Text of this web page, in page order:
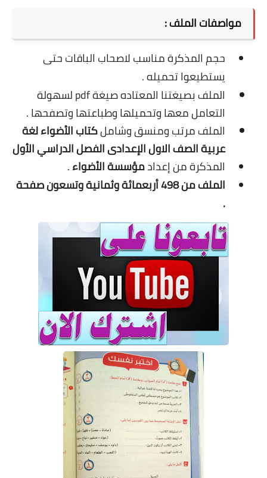
مواصفات الملف :
حجم المذكرة مناسب لاصحاب الباقات حتى
يستطيعوا تحميله .
الملف بصيغتنا المعتاده صيغة pdf لسهولة
التعامل معها وتحميلها وطباعتها وتصفحها .
الملف مرتب ومنسق وشاملكتاب الأضواء لغة
عربية الصف الاول الإعدادى الفصل الدراسي الأول
المذكرة من إعدادمؤسسة الأضواء.
الملف من 498 أربعمائة وثمانية وتسعون صفحة
.